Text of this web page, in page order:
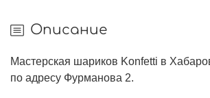
Описание
Мастерская шариков Konfetti в
по адресу Фурманова 2.